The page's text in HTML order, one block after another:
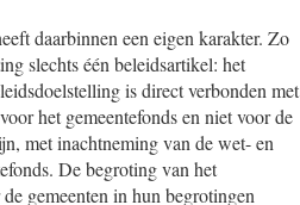
daarbinnen een eigen karakter. Zo
slechts één beleidsartikel: het
is direct verbonden met
het gemeentefonds en niet voor de
met inachtneming van de wet- en
De begroting van het
gemeenten in hun begrotingen